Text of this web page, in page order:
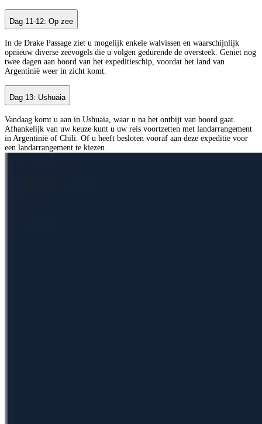
Dag 11-12: Op zee
In de Drake Passage ziet u mogelijk enkele walvissen en waarschijnlijk
opnieuw diverse zeevogels die u volgen gedurende de oversteek. Geniet nog
twee dagen aan boord van het expeditieschip, voordat het land van
Argentinië weer in zicht komt.
Dag 13: Ushuaia
Vandaag komt u aan in Ushuaia, waar u na het ontbijt van boord gaat.
Afhankelijk van uw keuze kunt u uw reis voortzetten met landarrangement
in Argentinië of Chili. Of u heeft besloten vooraf aan deze expeditie voor
een landarrangement te kiezen.